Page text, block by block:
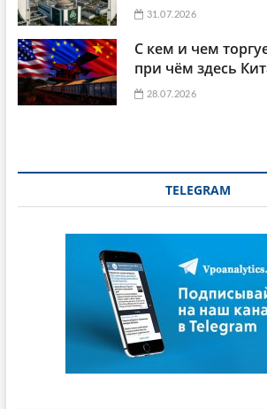
31.07.2026
С кем и чем
при чём здесь
28.07.2026
TELEGRAM